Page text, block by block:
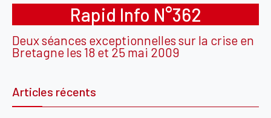
Rapid Info N°362
Deux séances exceptionnelles sur la crise en
Bretagne les 18 et 25 mai 2009
Articles récents